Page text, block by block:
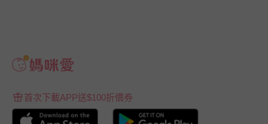
首次下載APP送$100折價券